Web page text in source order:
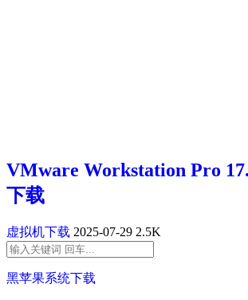
VMware Workstation Pro
下载
虚拟机下载 2025-07-29 2.5K
黑苹果系统下载